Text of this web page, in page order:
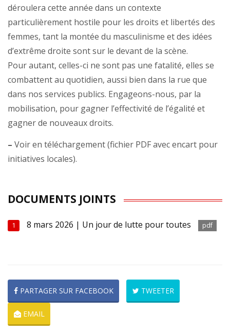
déroulera cette année dans un contexte
particulièrement hostile pour les droits et libertés des
femmes, tant la montée du masculinisme et des idées
d’extrême droite sont sur le devant de la scène.
Pour autant, celles-ci ne sont pas une fatalité, elles se
combattent au quotidien, aussi bien dans la rue que
dans nos services publics. Engageons-nous, par la
mobilisation, pour gagner l’effectivité de l’égalité et
gagner de nouveaux droits.
– Voir en téléchargement (fichier PDF avec encart pour
initiatives locales).
DOCUMENTS JOINTS
1 8 mars 2026 | Un jour de lutte pour toutes pdf
PARTAGER SUR FACEBOOK TWEETER
EMAIL